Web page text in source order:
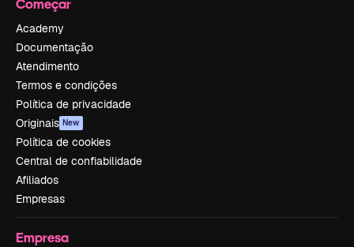
Começar
Academy
Documentação
Atendimento
Termos e condições
Política de privacidade
Originais New
Política de cookies
Central de confiabilidade
Afiliados
Empresas
Empresa